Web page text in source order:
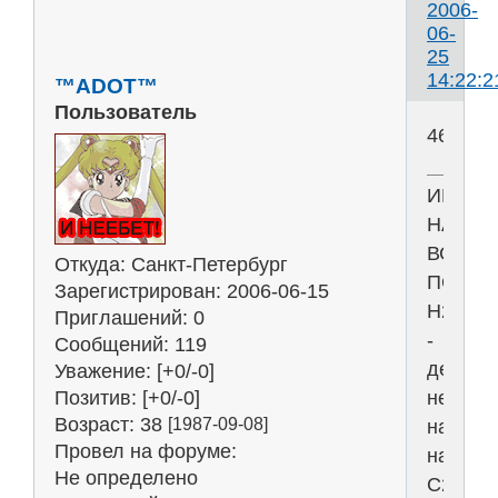
2006-
06-
25
™ADOT™
Пользователь
Откуда: Санкт-Петербург
Зарегистрирован: 2006-06-15
Приглашений: 0
Сообщений: 119
Уважение: [+0/-0]
Позитив: [+0/-0]
Возраст: 38 [1987-09-08]
Провел на форуме:
Не определено
46
НАС
ВСЕХ
Н2О
-
девиз
не
наш,
наш-